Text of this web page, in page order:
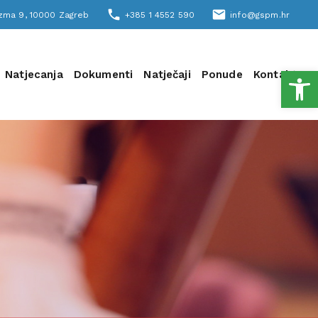
9, 10000 Zagreb phone +385 1 4552 590 email info@gspm.hr
Natjecanja Dokumenti Natječaji Ponude Kontakt